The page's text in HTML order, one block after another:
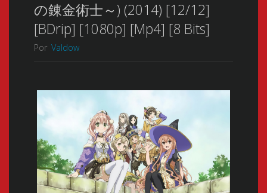
の錬金術士～) (2014) [12/12]
[BDrip] [1080p] [Mp4] [8 Bits]
Por Valdow